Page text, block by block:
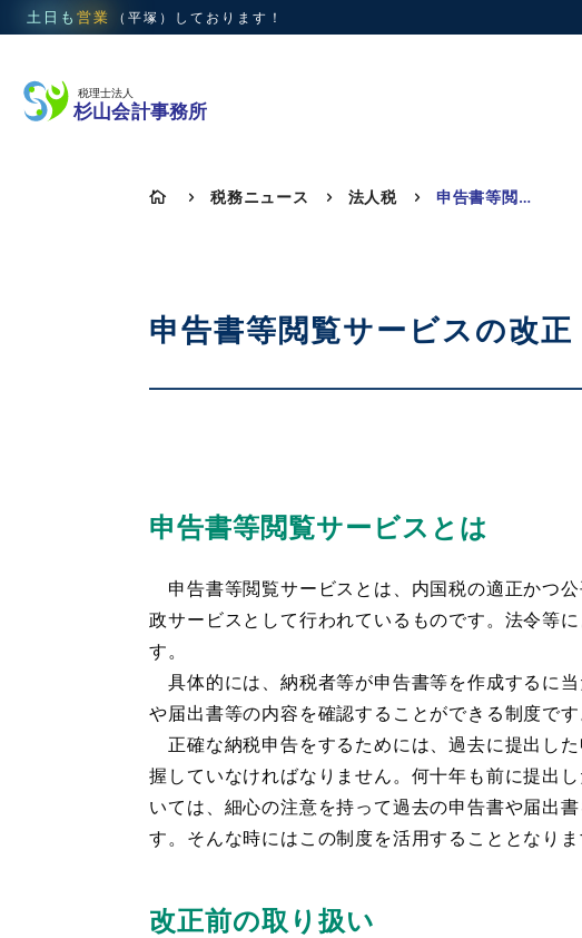
土日も 営業 （平塚） しております！
 5 税務ニュース 5 法人税 5 申告書等閲覧サービスの改正
申告書等閲覧サービスの改正
申告書等閲覧サービスとは
申告書等閲覧サービスとは、内国税の適正かつ
政サービスとして行われているものです。法令等
す。
具体的には、納税者等が申告書等を作成するに
や届出書等の内容を確認することができる制度です
正確な納税申告をするためには、過去に提出し
握していなければなりません。何十年も前に提出
いては、細心の注意を持って過去の申告書や届出
す。そんな時にはこの制度を活用することとなりま
改正前の取り扱い